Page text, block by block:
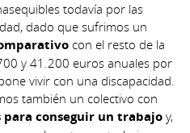
todavía por las
dado que sufrimos un
con el resto de la
y 41.200 euros anuales por
vivir con una discapacidad.
también un colectivo con
conseguir un trabajo y,